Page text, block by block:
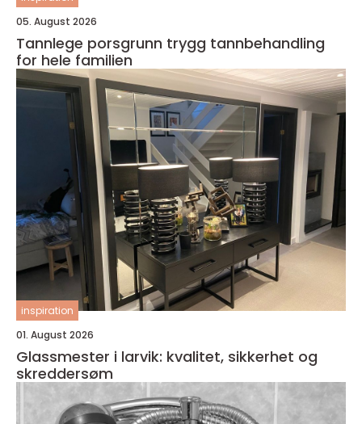
05. August 2026
Tannlege porsgrunn trygg tannbehandling
for hele familien
inspiration
01. August 2026
Glassmester i larvik: kvalitet, sikkerhet og
skreddersøm